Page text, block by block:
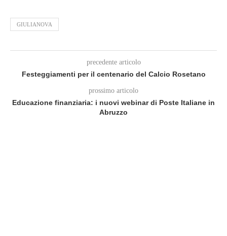
GIULIANOVA
precedente articolo
Festeggiamenti per il centenario del Calcio Rosetano
prossimo articolo
Educazione finanziaria: i nuovi webinar di Poste Italiane in
Abruzzo